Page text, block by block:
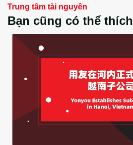
Trung tâm tài nguyên
Bạn cũng có thể thích